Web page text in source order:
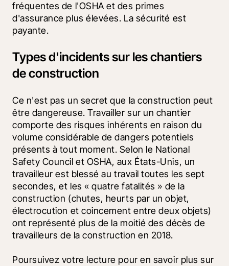
fréquentes de l'OSHA et des primes
d'assurance plus élevées. La sécurité est
payante.
Types d'incidents sur les chantiers
de construction
Ce n'est pas un secret que la construction peut
être dangereuse. Travailler sur un chantier
comporte des risques inhérents en raison du
volume considérable de dangers potentiels
présents à tout moment. Selon le National
Safety Council et OSHA, aux États-Unis, un
travailleur est blessé au travail toutes les sept
secondes, et les « quatre fatalités » de la
construction (chutes, heurts par un objet,
électrocution et coincement entre deux objets)
ont représenté plus de la moitié des décès de
travailleurs de la construction en 2018.
Poursuivez votre lecture pour en savoir plus sur